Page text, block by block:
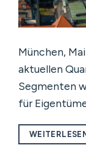
München,
aktuellen
Segmenten
für